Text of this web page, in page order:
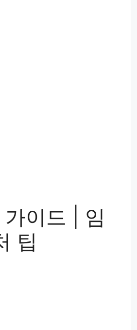
이드 | 임
팁